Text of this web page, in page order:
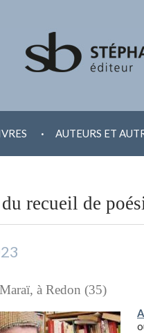
. AUTEURS ET
recueil de
à Redon (35)